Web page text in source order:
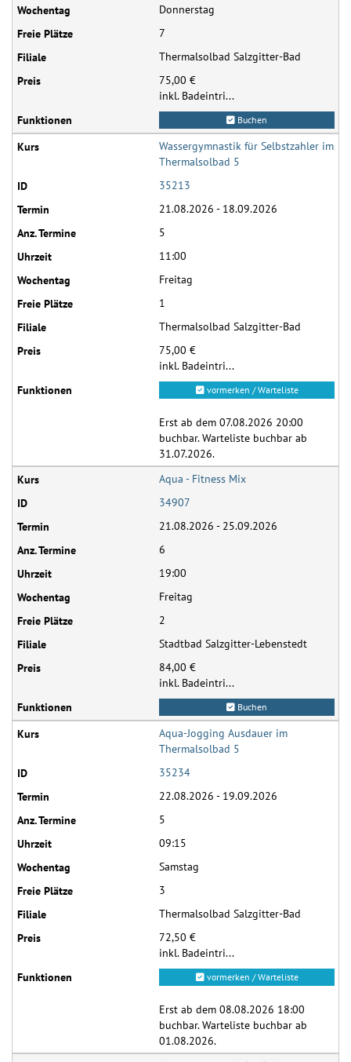
Donnerstag
7
Thermalsolbad Salzgitter-Bad
75,00 €
inkl. Badeintri...
Buchen
Wassergymnastik für Selbstzahler im
Thermalsolbad 5
35213
21.08.2026 - 18.09.2026
5
11:00
Freitag
1
Thermalsolbad Salzgitter-Bad
75,00 €
inkl. Badeintri...
vormerken / Warteliste
Erst ab dem 07.08.2026 20:00
buchbar. Warteliste buchbar ab
31.07.2026.
Aqua - Fitness Mix
34907
21.08.2026 - 25.09.2026
6
19:00
Freitag
2
Stadtbad Salzgitter-Lebenstedt
84,00 €
inkl. Badeintri...
Buchen
Aqua-Jogging Ausdauer im
Thermalsolbad 5
35234
22.08.2026 - 19.09.2026
5
09:15
Samstag
3
Thermalsolbad Salzgitter-Bad
72,50 €
inkl. Badeintri...
vormerken / Warteliste
Erst ab dem 08.08.2026 18:00
buchbar. Warteliste buchbar ab
01.08.2026.